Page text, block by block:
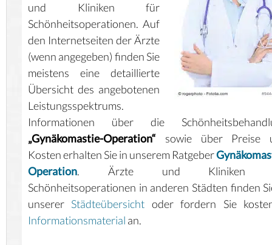
und Kliniken für
Schönheitsoperationen. Auf
den Internetseiten der Ärzte
(wenn angegeben) finden Sie
meistens eine detaillierte
Übersicht des angebotenen
Leistungsspektrums.
Informationen über die
„Gynäkomastie-Operation“ sowie über Preise
Kosten erhalten Sie in unserem Ratgeber
Operation. Ärzte und Kliniken
Schönheitsoperationen in anderen Städten finden
unserer Städteübersicht oder fordern Sie
Informationsmaterial an.